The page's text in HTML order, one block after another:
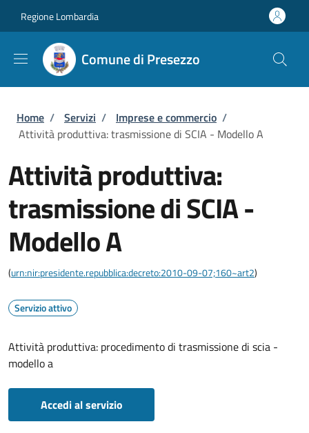
Regione Lombardia
Comune di Presezzo
Briciole di pane
Home / Servizi / Imprese e commercio /
Attività produttiva: trasmissione di SCIA - Modello A
Attività produttiva:
trasmissione di SCIA -
Modello A
(urn:nir:presidente.repubblica:decreto:2010-09-07;160~art2)
Servizio attivo
Attività produttiva: procedimento di trasmissione di scia -
modello a
Accedi al servizio